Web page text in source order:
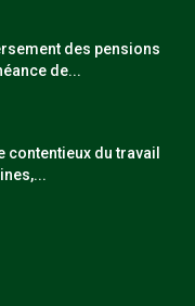
des pensions
de...
contentieux du travail